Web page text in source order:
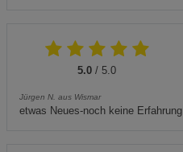
5.0 / 5.0
Jürgen N. aus Wismar
etwas Neues-noch keine Erfahrung